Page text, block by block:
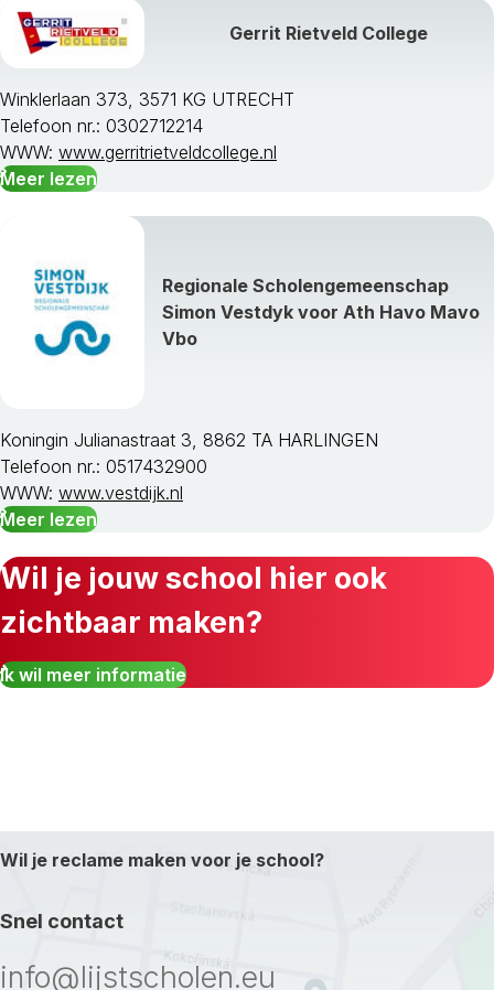
Gerrit Rietveld College
Winklerlaan 373, 3571 KG UTRECHT
Telefoon nr.: 0302712214
WWW: www.gerritrietveldcollege.nl
Meer lezen
Regionale Scholengemeenschap
Simon Vestdyk voor Ath Havo Mavo
Vbo
Koningin Julianastraat 3, 8862 TA HARLINGEN
Telefoon nr.: 0517432900
WWW: www.vestdijk.nl
Meer lezen
Wil je jouw school hier ook
zichtbaar maken?
Ik wil meer informatie
Wil je reclame maken voor je school?
Snel contact
info@lijstscholen.eu